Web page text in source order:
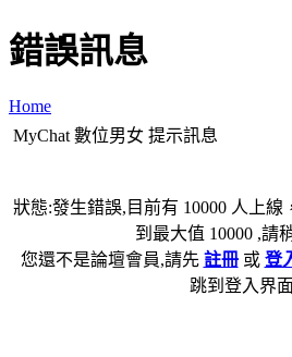
錯誤訊息
Home
MyChat 數位男女 提示訊息
狀態:發生錯誤,目前有 10000 人上
到最大值 10000 ,請
您還不是論壇會員,請先 註冊或 登
跳到登入界